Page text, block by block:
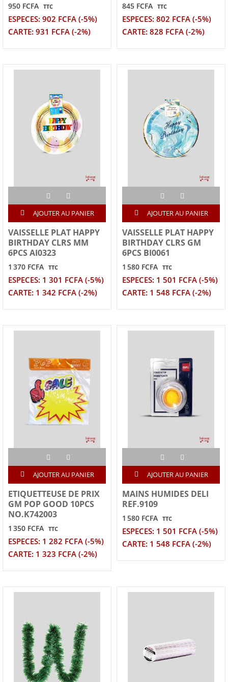
950 FCFA TTC
ESPECES: 902 FCFA (-5%)
CARTE: 931 FCFA (-2%)
845 FCFA TTC
ESPECES: 802 FCFA (-5%)
CARTE: 828 FCFA (-2%)
AJOUTER AU PANIER
VAISSELLE PLAT HAPPY
BIRTHDAY CLRS MM
6PCS AI0323
1 370 FCFA TTC
ESPECES: 1 301 FCFA (-5%)
CARTE: 1 342 FCFA (-2%)
AJOUTER AU PANIER
VAISSELLE PLAT HAPPY
BIRTHDAY CLRS GM
6PCS BI0061
1 580 FCFA TTC
ESPECES: 1 501 FCFA (-5%)
CARTE: 1 548 FCFA (-2%)
AJOUTER AU PANIER
ETIQUETTEUSE DE PRIX
GM POP GOOD 10PCS
NO.K742003
1 350 FCFA TTC
ESPECES: 1 282 FCFA (-5%)
CARTE: 1 323 FCFA (-2%)
AJOUTER AU PANIER
MAINS HUMIDES DELI
REF.9109
1 580 FCFA TTC
ESPECES: 1 501 FCFA (-5%)
CARTE: 1 548 FCFA (-2%)